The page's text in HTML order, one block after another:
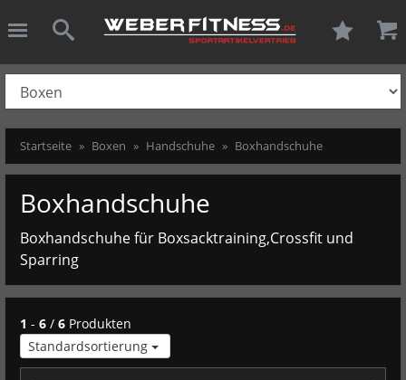
Weber-
schließen
Suche
Startseite Boxen Handschuhe Boxhandschuhe
Boxhandschuhe
Boxhandschuhe für Boxsacktraining,Crossfit und
Sparring
1 - 6 / 6 Produkten
Standardsortierung